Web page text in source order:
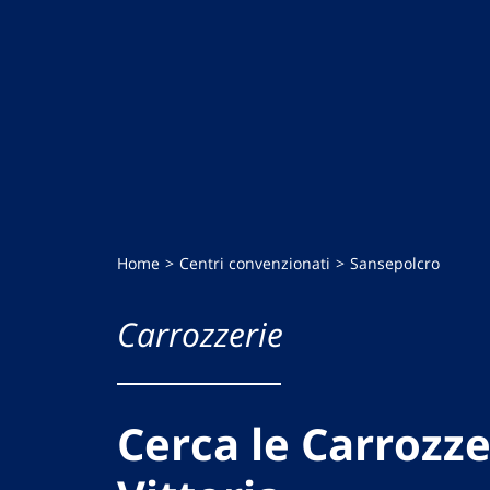
Home Centri convenzionati Sansepolcro
Carrozzerie
Cerca le